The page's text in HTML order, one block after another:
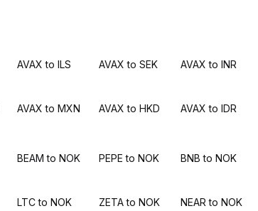
AVAX to ILS AVAX to SEK AVAX to INR
AVAX to MXN AVAX to HKD AVAX to IDR
BEAM to NOK PEPE to NOK BNB to NOK
LTC to NOK ZETA to NOK NEAR to NOK